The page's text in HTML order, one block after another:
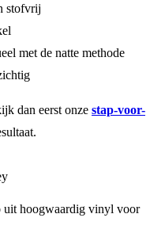
stofvrij
met de natte methode
dan eerst onze stap-voor-
hoogwaardig vinyl voor